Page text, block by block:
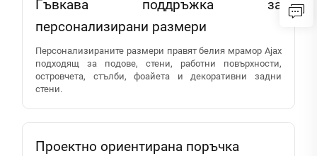
Гъвкава поддръжка за
персонализирани размери
Персонализираните размери правят белия мрамор Ajax
подходящ за подове, стени, работни повърхности,
островчета, стълби, фоайета и декоративни задни
стени.
Проектно ориентирана поръчка